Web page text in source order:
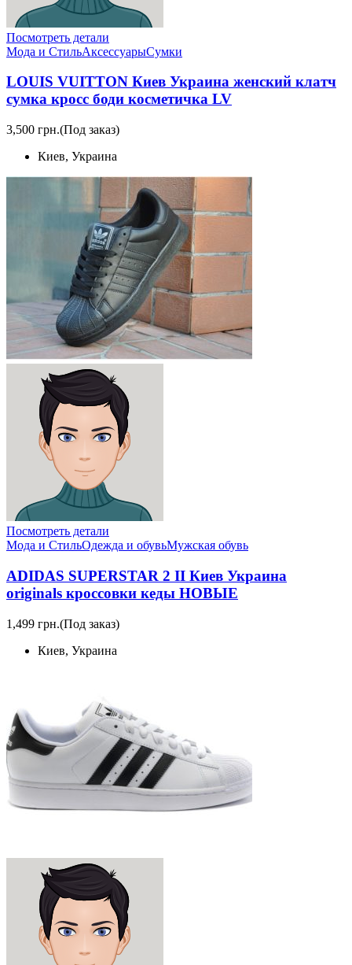
Посмотреть детали
Мода и СтильАксессуарыСумки
LOUIS VUITTON Киев Украина женский клатч
сумка кросс боди косметичка LV
3,500 грн.(Под заказ)
Киев, Украина
Посмотреть детали
Мода и СтильОдежда и обувьМужская обувь
ADIDAS SUPERSTAR 2 II Киев Украина
originals кроссовки кеды НОВЫЕ
1,499 грн.(Под заказ)
Киев, Украина